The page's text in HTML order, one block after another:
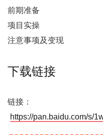
前期准备
项目实操
注意事项及变现
下载链接
链接：
https://pan.baidu.com/s/